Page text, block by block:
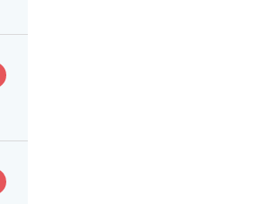
TÉLÉCHARGER
TÉLÉCHARGER